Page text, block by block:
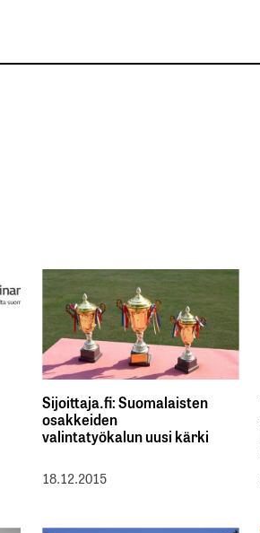
Sijoittaja.fi: Suomalaisten
osakkeiden
valintatyökalun uusi kärki
18.12.2015